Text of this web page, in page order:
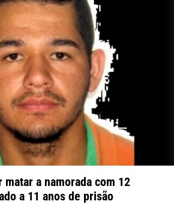
a namorada com 12
a 11 anos de prisão